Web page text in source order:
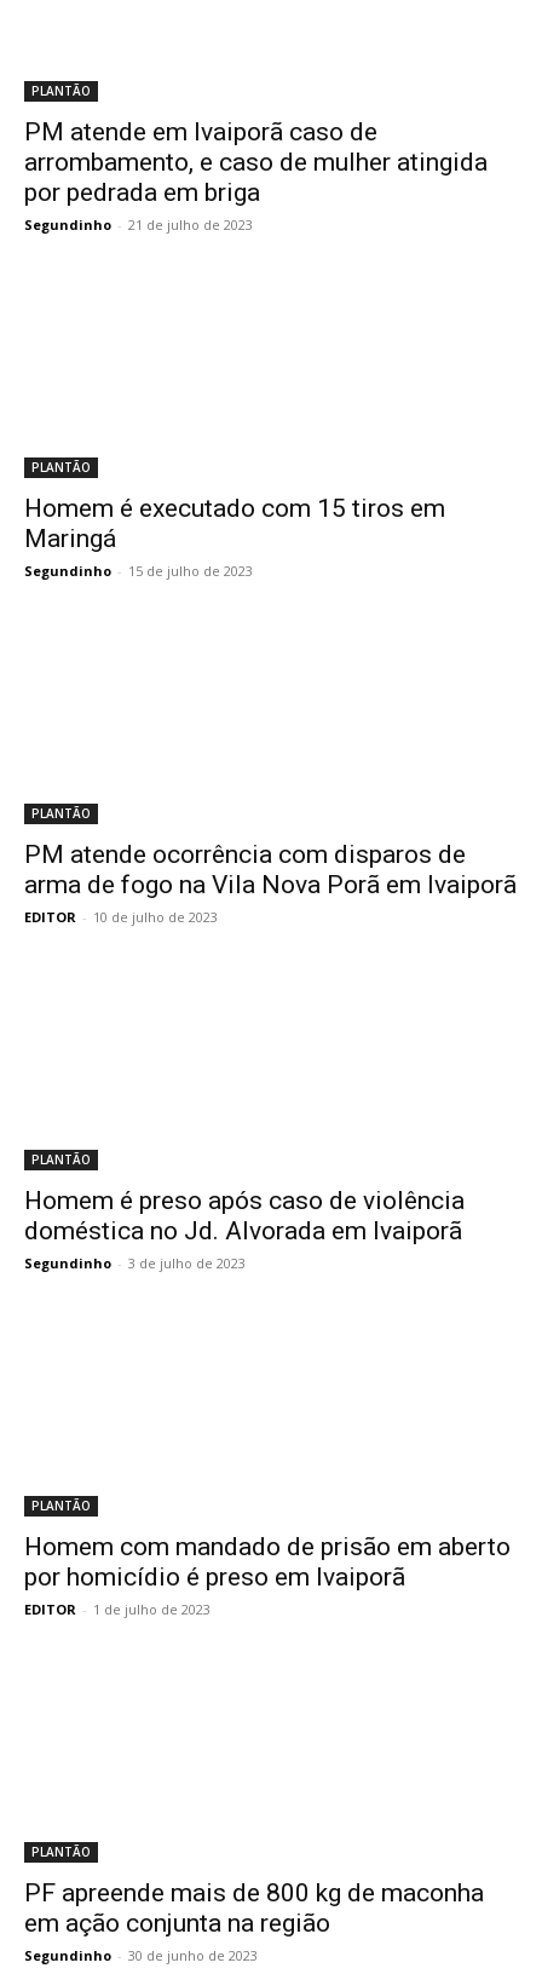
PLANTÃO
PM atende em Ivaiporã caso de
arrombamento, e caso de mulher atingida
por pedrada em briga
Segundinho - 21 de julho de 2023
PLANTÃO
Homem é executado com 15 tiros em
Maringá
Segundinho - 15 de julho de 2023
PLANTÃO
PM atende ocorrência com disparos de
arma de fogo na Vila Nova Porã em Ivaiporã
EDITOR - 10 de julho de 2023
PLANTÃO
Homem é preso após caso de violência
doméstica no Jd. Alvorada em Ivaiporã
Segundinho - 3 de julho de 2023
PLANTÃO
Homem com mandado de prisão em aberto
por homicídio é preso em Ivaiporã
EDITOR - 1 de julho de 2023
PLANTÃO
PF apreende mais de 800 kg de maconha
em ação conjunta na região
Segundinho - 30 de junho de 2023